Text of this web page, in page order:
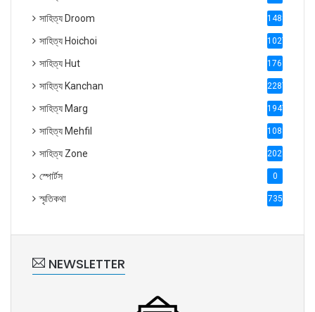
সাহিত্য Droom 1488
সাহিত্য Hoichoi 1027
সাহিত্য Hut 1769
সাহিত্য Kanchan 2287
সাহিত্য Marg 1947
সাহিত্য Mehfil 1088
সাহিত্য Zone 2028
স্পোর্টস 0
স্মৃতিকথা 735
NEWSLETTER